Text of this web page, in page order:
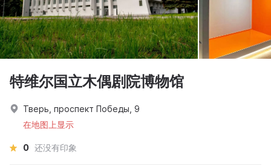
特维尔国立木偶剧院博物馆
Тверь, проспект Победы, 9
在地图上显示
0 还没有印象